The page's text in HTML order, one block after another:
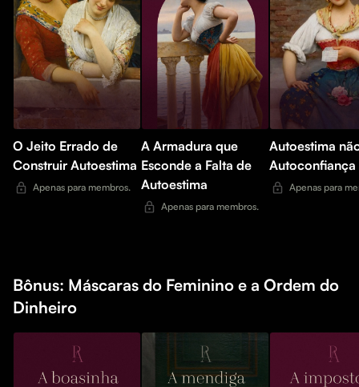
O Jeito Errado de
Construir Autoestima
Apenas para membros.
A Armadura que
Esconde a Falta de
Autoestima
Apenas para membros.
Autoestima
Autoconfiança
Apenas para
Bônus: Máscaras do Feminino e a Ordem do
Dinheiro